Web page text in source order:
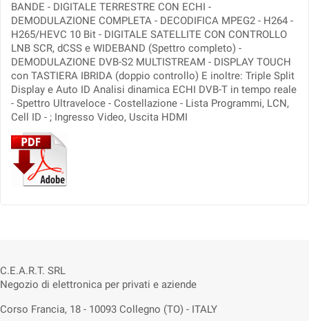
BANDE - DIGITALE TERRESTRE CON ECHI -
DEMODULAZIONE COMPLETA - DECODIFICA MPEG2 - H264 -
H265/HEVC 10 Bit - DIGITALE SATELLITE CON CONTROLLO
LNB SCR, dCSS e WIDEBAND (Spettro completo) -
DEMODULAZIONE DVB-S2 MULTISTREAM - DISPLAY TOUCH
con TASTIERA IBRIDA (doppio controllo) E inoltre: Triple Split
Display e Auto ID Analisi dinamica ECHI DVB-T in tempo reale
- Spettro Ultraveloce - Costellazione - Lista Programmi, LCN,
Cell ID - ; Ingresso Video, Uscita HDMI
C.E.A.R.T. SRL
Negozio di elettronica per privati e aziende
Corso Francia, 18 - 10093 Collegno (TO) - ITALY